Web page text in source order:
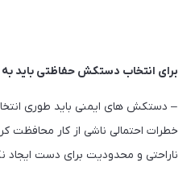
برای انتخاب دستکش حفاظتی باید
– دستکش های ایمنی باید طوری
خطرات احتمالی ناشی از کار محافظت
ناراحتی و محدودیت برای دست ایجاد